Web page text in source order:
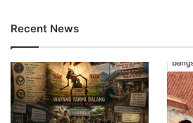
Recent News